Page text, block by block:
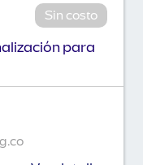
Sin costo
para